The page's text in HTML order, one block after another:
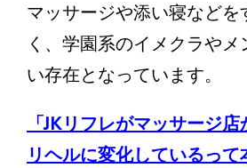
マッサージや添い寝などを
く、学園系のイメクラや
い存在となっています。
「JKリフレがマッサージ
リヘルに変化しているって